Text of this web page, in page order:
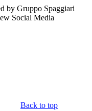
by Gruppo Spaggiari
Social Media
Back to top